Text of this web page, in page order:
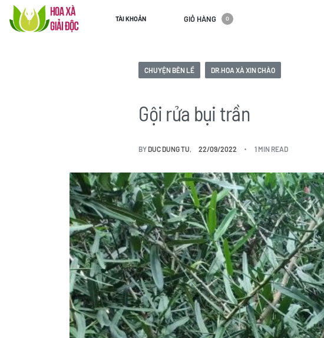
TÀI KHOẢN GIỎ HÀNG 0
CHUYỆN BÊN LỀ DR.HOA XÀ XIN CHÀO
Gội rửa bụi trần
BY DUC DUNG TU 22/09/2022 1 MIN READ